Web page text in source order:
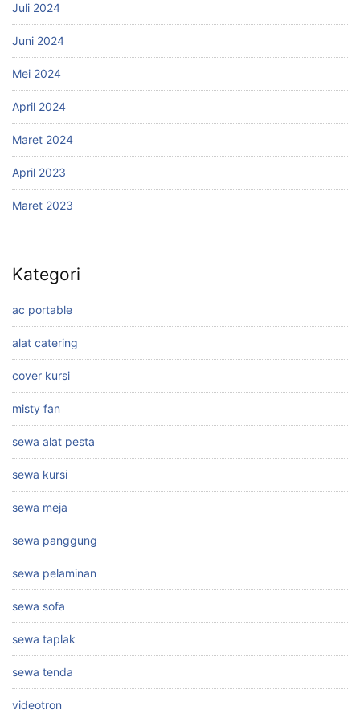
Juli 2024
Juni 2024
Mei 2024
April 2024
Maret 2024
April 2023
Maret 2023
Kategori
ac portable
alat catering
cover kursi
misty fan
sewa alat pesta
sewa kursi
sewa meja
sewa panggung
sewa pelaminan
sewa sofa
sewa taplak
sewa tenda
videotron